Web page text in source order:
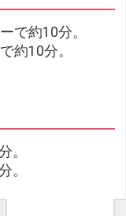
で約10分。
約10分。
。
。